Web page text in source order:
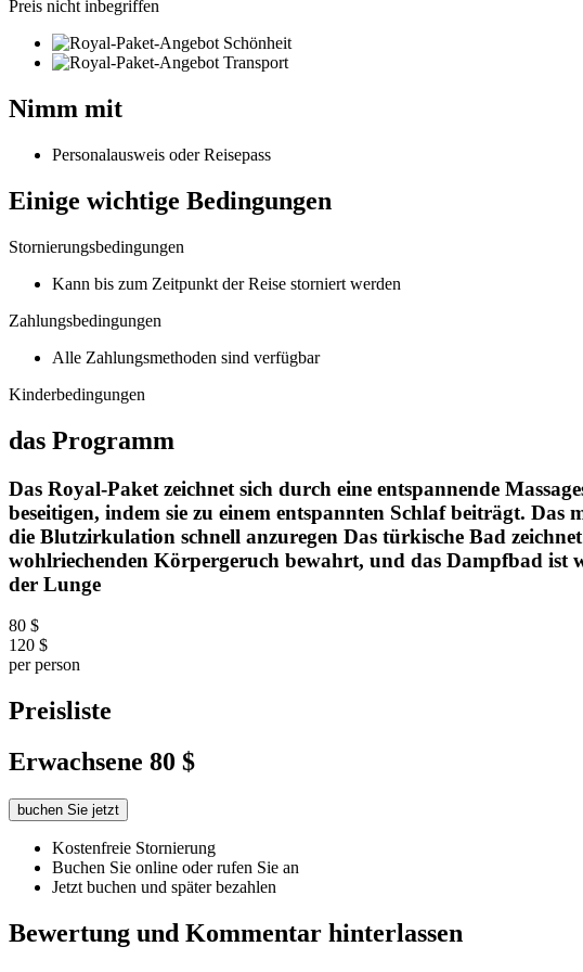
Preis nicht inbegriffen
Schönheit
Transport
Nimm mit
Personalausweis oder Reisepass
Einige wichtige Bedingungen
Stornierungsbedingungen
Kann bis zum Zeitpunkt der Reise storniert werden
Zahlungsbedingungen
Alle Zahlungsmethoden sind verfügbar
Kinderbedingungen
das Programm
Das Royal-Paket zeichnet sich durch eine entspannende
beseitigen, indem sie zu einem entspannten Schlaf beiträgt.
die Blutzirkulation schnell anzuregen Das türkische Bad
wohlriechenden Körpergeruch bewahrt, und das Dampfbad
der Lunge
80 $
120 $
per person
Preisliste
Erwachsene 80 $
buchen Sie jetzt
Kostenfreie Stornierung
Buchen Sie online oder rufen Sie an
Jetzt buchen und später bezahlen
Bewertung und Kommentar hinterlassen